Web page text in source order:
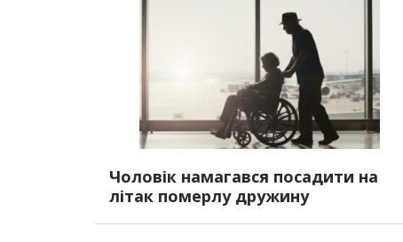
Чоловік намагався посадити на
літак померлу дружину